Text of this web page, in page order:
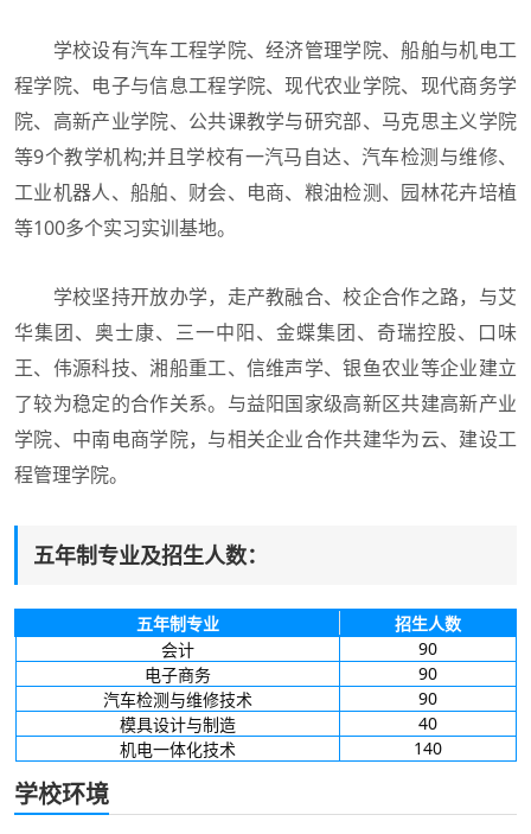
学校设有汽车工程学院、经济管理学院、船舶与机电工
程学院、电子与信息工程学院、现代农业学院、现代商务学
院、高新产业学院、公共课教学与研究部、马克思主义学院
等9个教学机构;并且学校有一汽马自达、汽车检测与维修、
工业机器人、船舶、财会、电商、粮油检测、园林花卉培植
等100多个实习实训基地。
学校坚持开放办学，走产教融合、校企合作之路，与艾
华集团、奥士康、三一中阳、金蝶集团、奇瑞控股、口味
王、伟源科技、湘船重工、信维声学、银鱼农业等企业建立
了较为稳定的合作关系。与益阳国家级高新区共建高新产业
学院、中南电商学院，与相关企业合作共建华为云、建设工
程管理学院。
五年制专业及招生人数：
五年制专业
招生人数
会计
90
电子商务
90
汽车检测与维修技术
90
模具设计与制造
40
机电一体化技术
140
学校环境